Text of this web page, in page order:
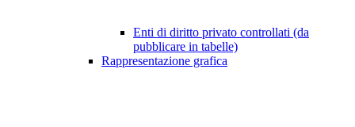
Enti di diritto privato controllati (da
pubblicare in tabelle)
Rappresentazione grafica